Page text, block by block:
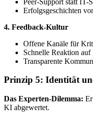
Erfolgsgeschichten
4. Feedback-Kultur
Offene Kanäle für
Schnelle Reaktion auf
Transparente
Prinzip 5: Identität
Das Experten-Dilemma:
KI abgewertet.